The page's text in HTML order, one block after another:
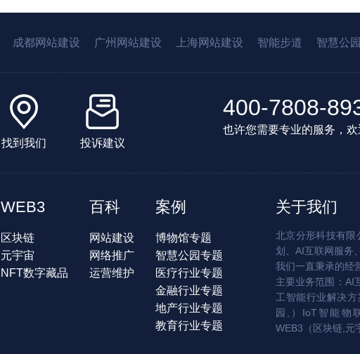
成都网站建设 广州网站建设 上海网站建设 智能步道 智慧公园
找到我们 投诉建议
400-7808-
也许您需要专业的服务，
WEB3
区块链
元宇宙
NFT数字藏品
百科
网站建设
网络推广
运营维护
案例
博物馆专题
智慧公园专题
医疗行业专题
金融行业专题
地产行业专题
教育行业专题
关于我们
北京分形科技有限
划、AI互联网服务
我们一直秉承的经
主要业务范围：AI
工智能行业解决
园,）IoT智能物
WEB3（区块链,元